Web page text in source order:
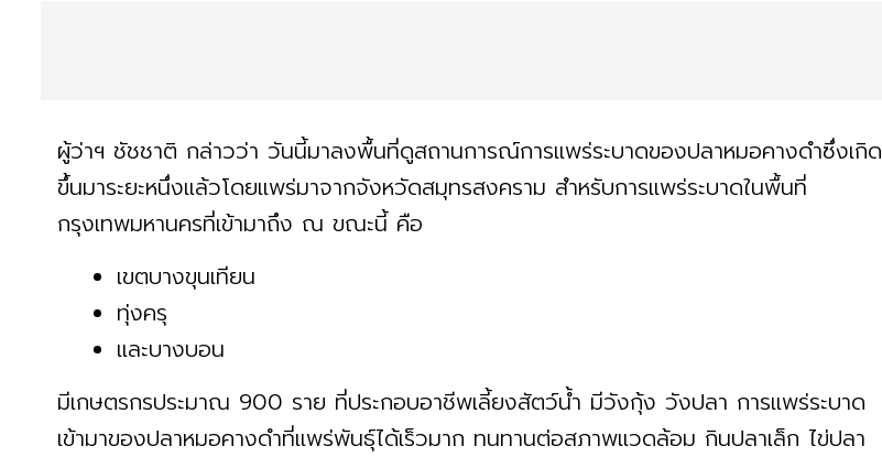
ผู้ว่าฯ ชัชชาติ กล่าวว่า วันนี้มาลงพื้นที่ดูสถานการณ์การแพร่ระบาดของปลาหมอคางดำซึ่งเกิด
ขึ้นมาระยะหนึ่งแล้วโดยแพร่มาจากจังหวัดสมุทรสงคราม สำหรับการแพร่ระบาดในพื้นที่
กรุงเทพมหานครที่เข้ามาถึง ณ ขณะนี้ คือ
เขตบางขุนเทียน
ทุ่งครุ
และบางบอน
มีเกษตรกรประมาณ 900 ราย ที่ประกอบอาชีพเลี้ยงสัตว์น้ำ มีวังกุ้ง วังปลา การแพร่ระบาด
เข้ามาของปลาหมอคางดำที่แพร่พันธุ์ได้เร็วมาก ทนทานต่อสภาพแวดล้อม กินปลาเล็ก ไข่ปลา